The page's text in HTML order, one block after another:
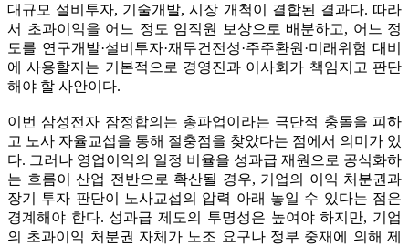
대규모 설비투자, 기술개발, 시장 개척이 결합된 결과다. 따라
서 초과이익을 어느 정도 임직원 보상으로 배분하고, 어느 정
도를 연구개발·설비투자·재무건전성·주주환원·미래위험 대비
에 사용할지는 기본적으로 경영진과 이사회가 책임지고 판단
해야 할 사안이다.
이번 삼성전자 잠정합의는 총파업이라는 극단적 충돌을 피하
고 노사 자율교섭을 통해 절충점을 찾았다는 점에서 의미가 있
다. 그러나 영업이익의 일정 비율을 성과급 재원으로 공식화하
는 흐름이 산업 전반으로 확산될 경우, 기업의 이익 처분권과
장기 투자 판단이 노사교섭의 압력 아래 놓일 수 있다는 점은
경계해야 한다. 성과급 제도의 투명성은 높여야 하지만, 기업
의 초과이익 처분권 자체가 노조 요구나 정부 중재에 의해 제